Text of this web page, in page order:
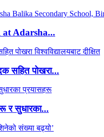
Adarsha...
सहित पोखरा...
र सुधारका...